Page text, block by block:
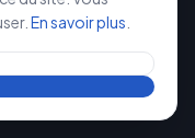
En savoir plus